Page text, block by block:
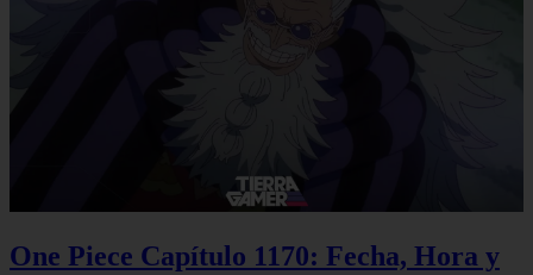
One Piece Capítulo 1170: Fecha, Hora y